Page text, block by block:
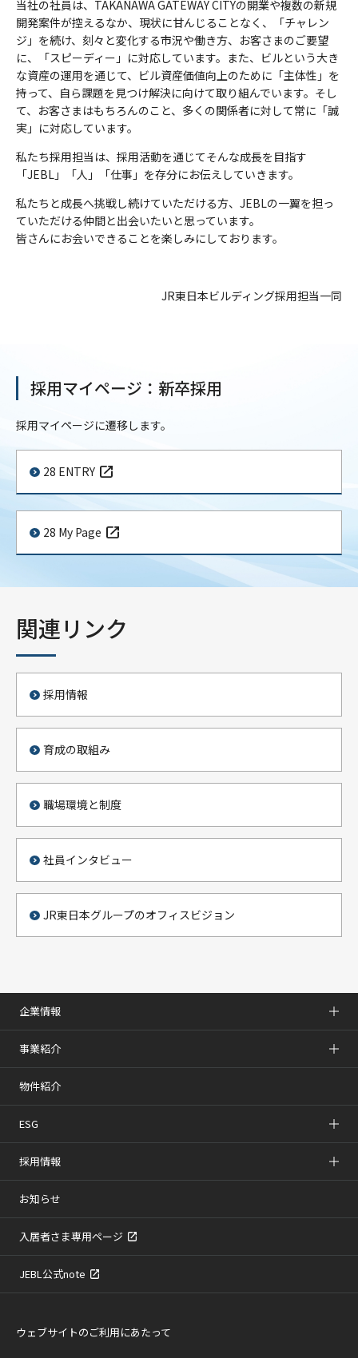
当社の社員は、TAKANAWA GATEWAY CITYの開業や複数の新規
開発案件が控えるなか、現状に甘んじることなく、「チャレン
ジ」を続け、刻々と変化する市況や働き方、お客さまのご要望
に、「スピーディー」に対応しています。また、ビルという大き
な資産の運用を通じて、ビル資産価値向上のために「主体性」を
持って、自ら課題を見つけ解決に向けて取り組んでいます。そし
て、お客さまはもちろんのこと、多くの関係者に対して常に「誠
実」に対応しています。
私たち採用担当は、採用活動を通じてそんな成長を目指す
「JEBL」「人」「仕事」を存分にお伝えしていきます。
私たちと成長へ挑戦し続けていただける方、JEBLの一翼を担っ
ていただける仲間と出会いたいと思っています。
皆さんにお会いできることを楽しみにしております。
JR東日本ビルディング採用担当一同
採用マイページ：新卒採用
採用マイページに遷移します。
28 ENTRY
28 My Page
関連リンク
採用情報
育成の取組み
職場環境と制度
社員インタビュー
JR東日本グループのオフィスビジョン
企業情報
事業紹介
物件紹介
ESG
採用情報
お知らせ
入居者さま専用ページ
JEBL公式note
ウェブサイトのご利用にあたって